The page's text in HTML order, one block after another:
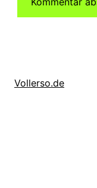
Vollerso.de